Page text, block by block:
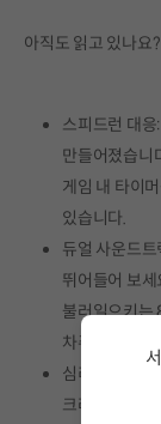
아직도 읽고 있나요
스피드런 대
만들어졌습니
게임 내 타이
있습니다.
듀얼 사운드
뛰어들어 보
불러일으키는
차주세요!
심리스 크라
크라우드 컨트